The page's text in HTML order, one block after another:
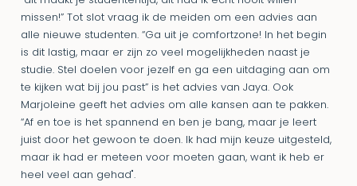
missen!” Tot slot vraag ik de meiden om een advies aan
alle nieuwe studenten. “Ga uit je comfortzone! In het begin
is dit lastig, maar er zijn zo veel mogelijkheden naast je
studie. Stel doelen voor jezelf en ga een uitdaging aan om
te kijken wat bij jou past” is het advies van Jaya. Ook
Marjoleine geeft het advies om alle kansen aan te pakken.
“Af en toe is het spannend en ben je bang, maar je leert
juist door het gewoon te doen. Ik had mijn keuze uitgesteld,
maar ik had er meteen voor moeten gaan, want ik heb er
heel veel aan gehad".